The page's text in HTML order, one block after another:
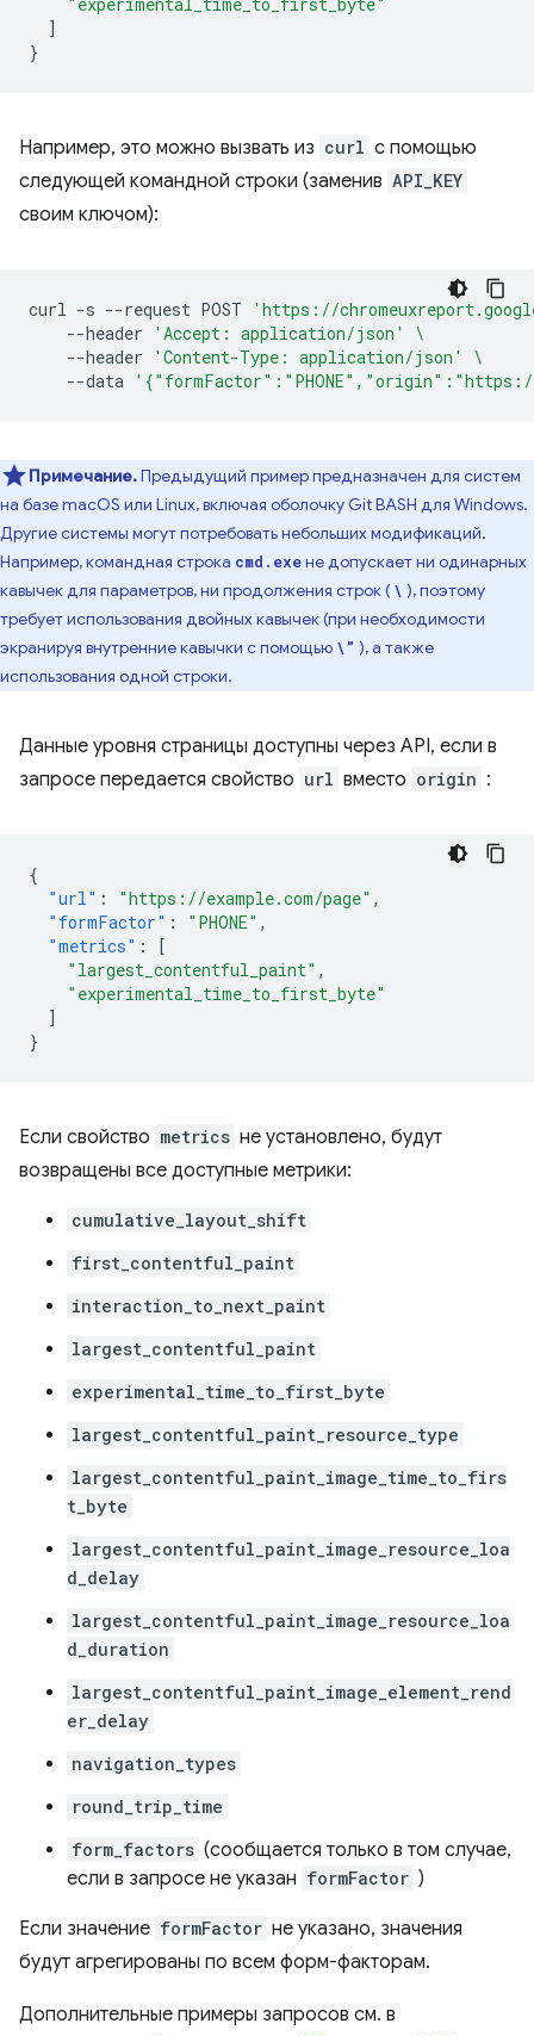
]
}
Например, это можно вызвать из curl с помощью
следующей командной строки (заменив API_KEY
своим ключом):
curl -s --request POST
'https://
--header
'Accept: application/json'
\
--header
'Content-Type: application/json'
\
--data
Примечание.Предыдущий пример предназначен для систем
на базе macOS или Linux, включая оболочку Git BASH для Windows.
Другие системы могут потребовать небольших модификаций.
Например, командная строка cmd.exeне допускает ни одинарных
кавычек для параметров, ни продолжения строк ( \ ), поэтому
требует использования двойных кавычек (при необходимости
экранируя внутренние кавычки с помощью \" ), а также
использования одной строки.
Данные уровня страницы доступны через API, если в
запросе передается свойство url вместо origin :
{
"url" : "https://example.com/page" ,
"formFactor" : "PHONE" ,
"metrics" :
[
"largest_contentful_paint" ,
"experimental_time_to_first_byte"
]
}
Если свойство metrics не установлено, будут
возвращены все доступные метрики:
cumulative_layout_shift
first_contentful_paint
interaction_to_next_paint
largest_contentful_paint
experimental_time_to_first_byte
largest_contentful_paint_resource_type
largest_contentful_paint_image_time_to_firs
t_byte
largest_contentful_paint_image_resource_loa
d_delay
largest_contentful_paint_image_resource_loa
d_duration
largest_contentful_paint_image_element_rend
er_delay
navigation_types
round_trip_time
form_factors (сообщается только в том случае,
если в запросе не указан formFactor )
Если значение formFactor не указано, значения
будут агрегированы по всем форм-факторам.
Дополнительные примеры запросов см. в